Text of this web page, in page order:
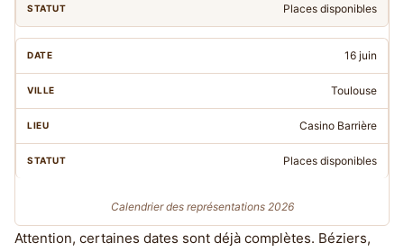
Calendrier des représentations 2026
Places disponibles
16 juin
Toulouse
Casino Barrière
Places disponibles
Attention, certaines dates sont déjà complètes. Béziers,